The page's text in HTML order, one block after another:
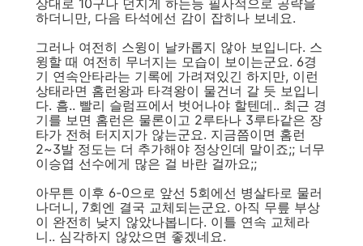
하더니만, 다음 타석에선 감이 잡히나 보네요.
그러나 여전히 스윙이 날카롭지 않아 보입니다. 스
윙할 때 여전히 무너지는 모습이 보이는군요. 6경
기 연속안타라는 기록에 가려져있긴 하지만, 이런
상태라면 홈런왕과 타격왕이 물건너 갈 듯 보입니
다. 흠.. 빨리 슬럼프에서 벗어나야 할텐데.. 최근 경
기를 보면 홈런은 물론이고 2루타나 3루타같은 장
타가 전혀 터지지가 않는군요. 지금쯤이면 홈런
2~3발 정도는 더 추가해야 정상인데 말이죠;; 너무
이승엽 선수에게 많은 걸 바란 걸까요;;
아무튼 이후 6-0으로 앞선 5회에선 병살타로 물러
나더니, 7회엔 결국 교체되는군요. 아직 무릎 부상
이 완전히 낮지 않았나봅니다. 이틀 연속 교체라
니.. 심각하지 않았으면 좋겠네요.